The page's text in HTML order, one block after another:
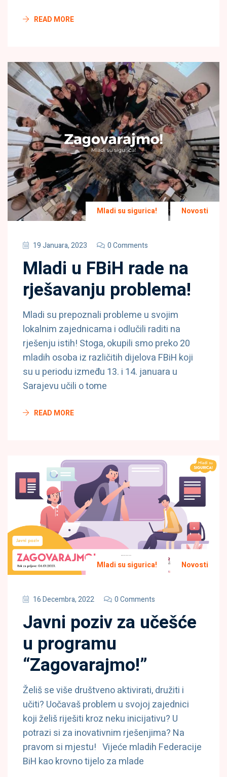
READ MORE
Mladi su sigurica! Novosti
19 Januara, 2023 0 Comments
Mladi u FBiH rade na
rješavanju problema!
Mladi su prepoznali probleme u svojim
lokalnim zajednicama i odlučili raditi na
rješenju istih! Stoga, okupili smo preko 20
mladih osoba iz različitih dijelova FBiH koji
su u periodu između 13. i 14. januara u
Sarajevu učili o tome
READ MORE
Mladi su sigurica! Novosti
16 Decembra, 2022 0 Comments
Javni poziv za učešće
u programu
“Zagovarajmo!”
Želiš se više društveno aktivirati, družiti i
učiti? Uočavaš problem u svojoj zajednici
koji želiš riješiti kroz neku inicijativu? U
potrazi si za inovativnim rješenjima? Na
pravom si mjestu! Vijeće mladih Federacije
BiH kao krovno tijelo za mlade